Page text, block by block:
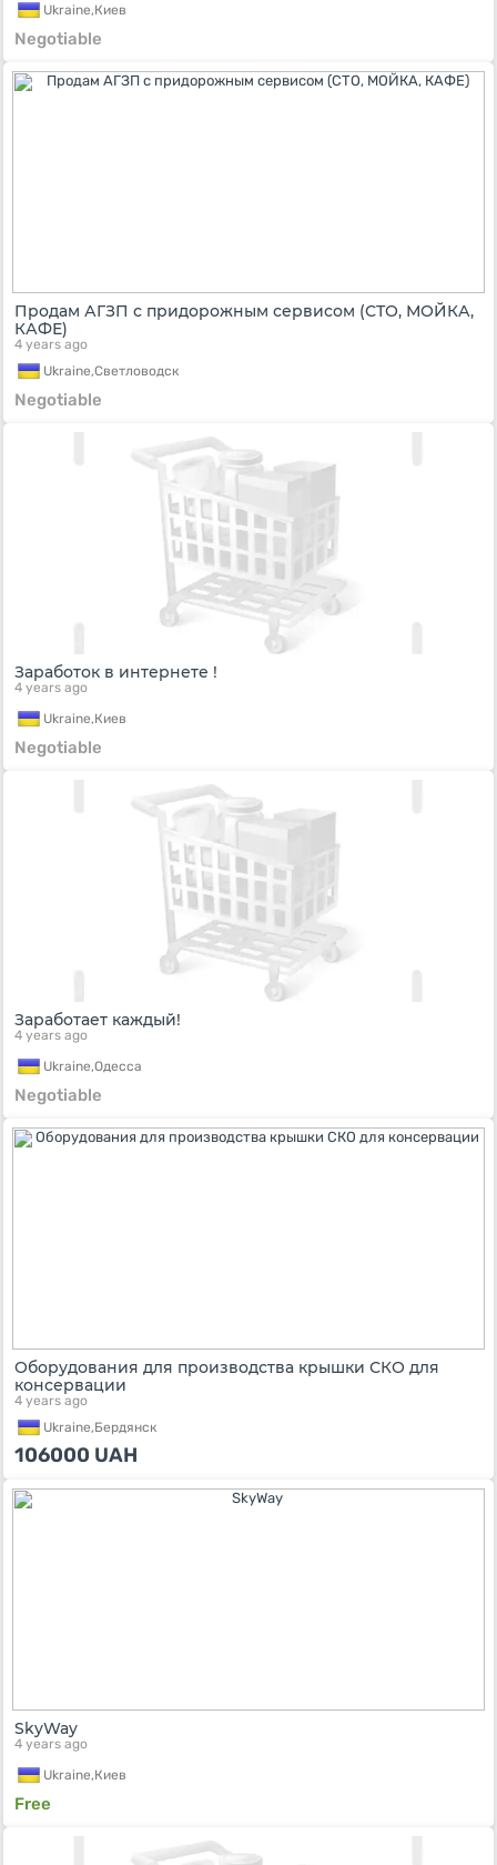
Ukraine,Киев
Negotiable
Продам АГЗП с придорожным сервисом (СТО, МОЙКА,
КАФЕ)
4 years ago
Ukraine,Светловодск
Negotiable
Заработок в интернете !
4 years ago
Ukraine,Киев
Negotiable
Заработает каждый!
4 years ago
Ukraine,Одесса
Negotiable
Оборудования для производства крышки СКО для
консервации
4 years ago
Ukraine,Бердянск
106000 UAH
SkyWay
4 years ago
Ukraine,Киев
Free